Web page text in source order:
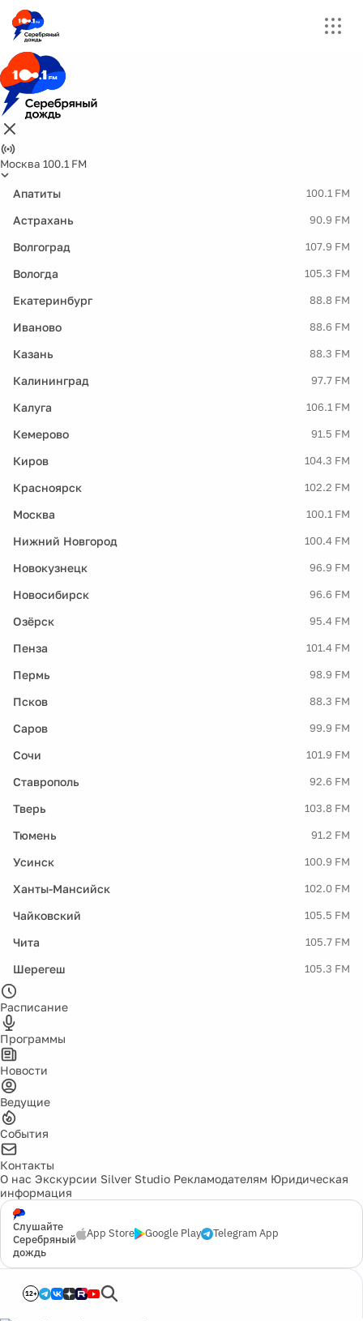
Москва 100.1 FM
Апатиты 100.1 FM
Астрахань 90.9 FM
Волгоград 107.9 FM
Вологда 105.3 FM
Екатеринбург 88.8 FM
Иваново 88.6 FM
Казань 88.3 FM
Калининград 97.7 FM
Калуга 106.1 FM
Кемерово 91.5 FM
Киров 104.3 FM
Красноярск 102.2 FM
Москва 100.1 FM
Нижний Новгород 100.4 FM
Новокузнецк 96.9 FM
Новосибирск 96.6 FM
Озёрск 95.4 FM
Пенза 101.4 FM
Пермь 98.9 FM
Псков 88.3 FM
Саров 99.9 FM
Сочи 101.9 FM
Ставрополь 92.6 FM
Тверь 103.8 FM
Тюмень 91.2 FM
Усинск 100.9 FM
Ханты-Мансийск 102.0 FM
Чайковский 105.5 FM
Чита 105.7 FM
Шерегеш 105.3 FM
Расписание
Программы
Новости
Ведущие
События
Контакты
О нас Экскурсии Silver Studio Рекламодателям Юридическая
информация
Слушайте
Серебряный
дождь
App Store Google Play Telegram App
12+